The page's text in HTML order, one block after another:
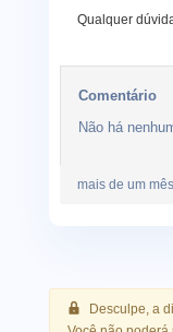
Qualquer
Comentário
Não há
mais de um
Desculpe, a